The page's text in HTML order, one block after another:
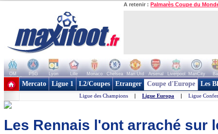
A retenir : Palmarès Coupe du
OM PSG Lyon Lille Monaco Chelsea Man Utd Arsenal Liverpool ManCity
+ de clubs
Mercato Ligue 1 L2/Coupes Etranger Coupe d'Europe Les
Ligue des Champions | Ligue Europa | Ligue
Les Rennais l'ont arraché sur